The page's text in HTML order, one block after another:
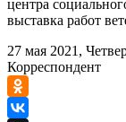
центра
выставка работ
27 мая 2021,
Корреспондент